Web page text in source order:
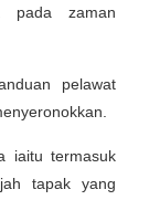
pada zaman
pelawat
iaitu termasuk
tapak yang